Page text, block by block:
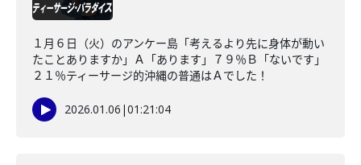
１月６日（火）のアンケー島「考えるより先に身体が動い
たことありますか」Ａ「あります」７９％Ｂ「ないです」
２１％ティーサージ的沖縄の普通はＡでした！
2026.01.06 |01:21:04